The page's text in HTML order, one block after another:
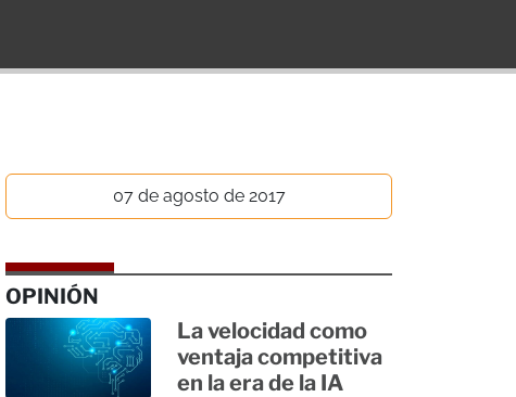
07 de agosto de 2017
OPINIÓN
La velocidad como
ventaja competitiva
en la era de la IA